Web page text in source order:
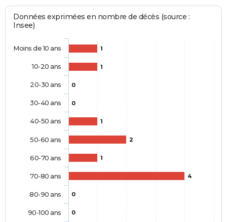
Données exprimées en nombre de décès (source :
Insee)
1
1
0
0
1
2
1
4
0
0
Moins de 10 ans
10-20 ans
20-30 ans
30-40 ans
40-50 ans
50-60 ans
60-70 ans
70-80 ans
80-90 ans
90-100 ans